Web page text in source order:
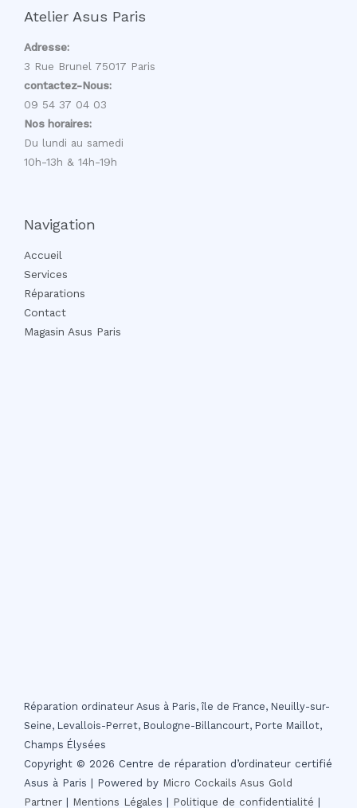
Atelier Asus Paris
Adresse:
3 Rue Brunel 75017 Paris
contactez-Nous:
09 54 37 04 03
Nos horaires:
Du lundi au samedi
10h-13h & 14h-19h
Navigation
Accueil
Services
Réparations
Contact
Magasin Asus Paris
Réparation ordinateur Asus à Paris, île de France, Neuilly-sur-
Seine, Levallois-Perret, Boulogne-Billancourt, Porte Maillot,
Champs Élysées
Copyright © 2026 Centre de réparation d’ordinateur certifié
Asus à Paris | Powered by Micro Cockails Asus Gold
Partner
Mentions Légales Politique de confidentialité